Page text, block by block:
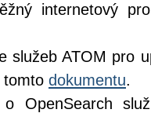
internetový
služeb ATOM pro
tomto dokumentu.
OpenSearch